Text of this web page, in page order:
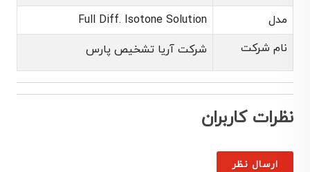
مدل
Full Diff. Isotone Solution
نام شرکت
شرکت آریا تشخیص پارس
نظرات کاربران
ارسال نظر